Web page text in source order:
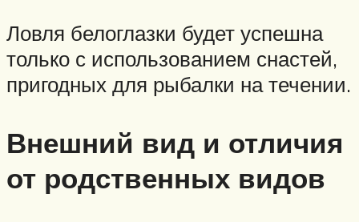
Ловля белоглазки будет успешна
только с использованием снастей,
пригодных для рыбалки на течении.
Внешний вид и отличия
от родственных видов